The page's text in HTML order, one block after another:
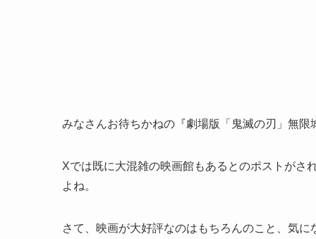
みなさんお待ちかねの『劇場版「鬼滅の刃」無
Xでは既に大混雑の映画館もあるとのポストがさ
よね。
さて、映画が大好評なのはもちろんのこと、気